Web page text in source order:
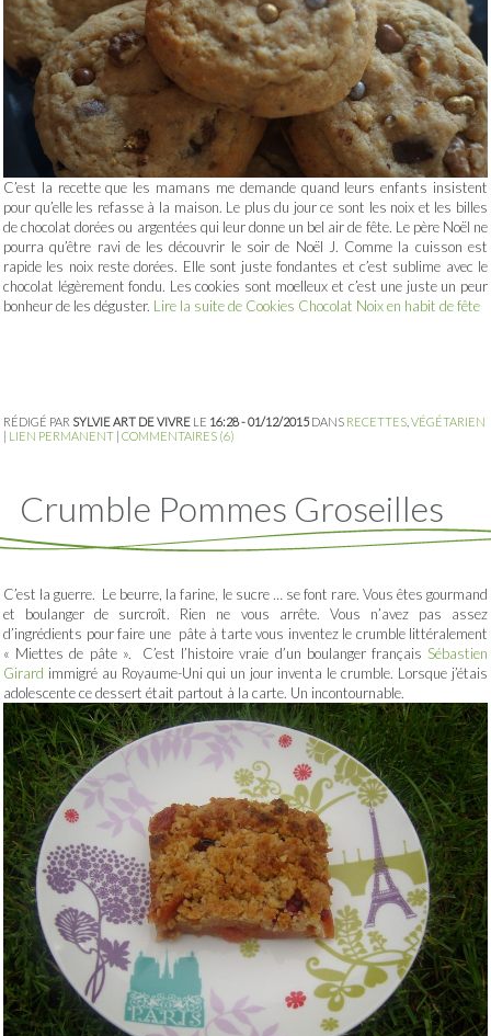
C’est la recette que les mamans me demande quand leurs enfants insistent
pour qu’elle les refasse à la maison. Le plus du jour ce sont les noix et les billes
de chocolat dorées ou argentées qui leur donne un bel air de fête. Le père Noël ne
pourra qu’être ravi de les découvrir le soir de Noël J. Comme la cuisson est
rapide les noix reste dorées. Elle sont juste fondantes et c’est sublime avec le
chocolat légèrement fondu. Les cookies sont moelleux et c’est une juste un peur
bonheur de les déguster. Lire la suite de Cookies Chocolat Noix en habit de fête
RÉDIGÉ PAR SYLVIE ART DE VIVRE LE 16:28 - 01/12/2015DANS RECETTES VÉGÉTARIEN
| LIEN PERMANENT | COMMENTAIRES (6)
Crumble Pommes Groseilles
C’est la guerre. Le beurre, la farine, le sucre … se font rare. Vous êtes gourmand
et boulanger de surcroît. Rien ne vous arrête. Vous n’avez pas assez
d’ingrédients pour faire une pâte à tarte vous inventez le crumble littéralement
« Miettes de pâte ». C’est l’histoire vraie d’un boulanger français Sébastien
Girard immigré au Royaume-Uni qui un jour inventa le crumble. Lorsque j’étais
adolescente ce dessert était partout à la carte. Un incontournable.